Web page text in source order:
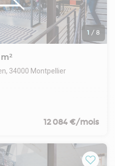
1 / 8
34000 Montpellier
plein de potentiel au
dynamique proche des
en R+1 de 1 110 m²
de formation ou toute
12 084 €/mois